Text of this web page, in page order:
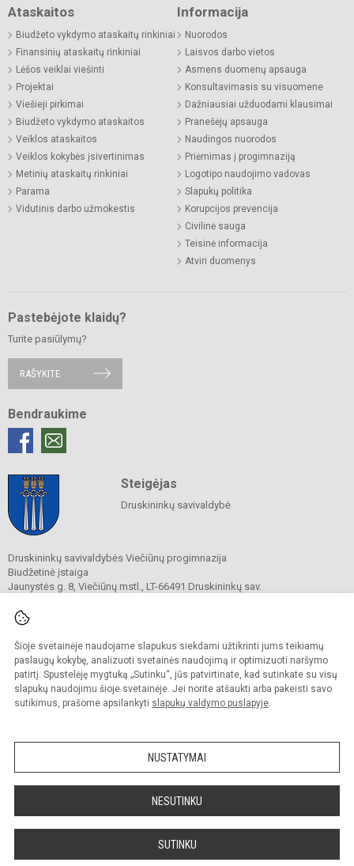
Šioje svetainėje naudojame slapukus siekdami užtikrinti jums teikiamų
paslaugų kokybę, analizuoti svetainės naudojimą ir optimizuoti naršymo
patirtį. Spustelėję mygtuką „Sutinku“, jūs patvirtinate, kad sutinkate su visų
slapukų naudojimu šioje svetainėje. Jei norite atšaukti arba pakeisti savo
sutikimus, prašome apsilankyti slapukų valdymo puslapyje.
NUSTATYMAI
NESUTINKU
SUTINKU
Ataskaitos
Biudžeto vykdymo ataskaitų rinkiniai
Finansinių ataskaitų rinkiniai
Lėšos veiklai viešinti
Projektai
Viešieji pirkimai
Biudžeto vykdymo ataskaitos
Veiklos ataskaitos
Veiklos kokybės įsivertinimas
Metinių ataskaitų rinkiniai
Parama
Vidutinis darbo užmokestis
Informacija
Nuorodos
Laisvos darbo vietos
Asmens duomenų apsauga
Konsultavimasis su visuomene
Dažniausiai užduodami klausimai
Pranešėjų apsauga
Naudingos nuorodos
Priėmimas į progimnaziją
Logotipo naudojimo vadovas
Slapukų politika
Korupcijos prevencija
Civilinė sauga
Teisinė informacija
Atviri duomenys
Pastebėjote klaidų?
Turite pasiūlymų?
RAŠYKITE
Bendraukime
Steigėjas
Druskininkų savivaldybė
Druskininkų savivaldybės Viečiūnų progimnazija
Biudžetinė įstaiga
Jaunystės g. 8, Viečiūnų mstl., LT-66491 Druskininkų sav.
El. p.
Duomenys kaupiami ir saugomi
Juridinių asmenų registre
Įstaigos kodas 190108418
El. pristatymo dėžutės adresas 190108418
Kopijuoti turinį be raštiško progimnazijos sutikimo griežtai draudžiama.
Prieinamumo paraiška Slapukų valdymas
Sumanus būdas atnaujinti
svetainę